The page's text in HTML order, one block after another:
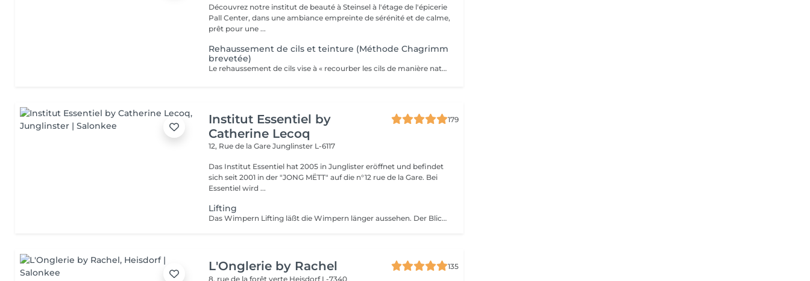
Découvrez notre institut de beauté à Steinsel à l'étage de l'épicerie
Pall Center, dans une ambiance empreinte de sérénité et de calme,
prêt pour une ...
Rehaussement de cils et teinture (Méthode Chagrimm
brevetée)
Le rehaussement de cils vise à « recourber les cils de manière naturelle afin de les galber et leur donner un effet mascara ». Et ce, sans même utiliser votre maquillage. Cela permet d'embellir et d'ouvrir le regard tout en lui donnant de la douceur, et ce, pour une durée moyenne de six semaines. Ultra-pratique pour une routine make-up allégée et un regard perçant dès le réveil. Ne remplacera jamais l'effet mascara. SVP pour éviter toute réaction ne pas venir avec des lentilles de contact ou prévoir le nécessaire pour les retirer avant la prestation et attendre minimum 3 mois entre deux rehaussements !
Institut Essentiel by
Catherine Lecoq
179
12, Rue de la GareJunglinster L-6117
Das Institut Essentiel hat 2005 in Junglister eröffnet und befindet
sich seit 2001 in der "JONG MËTT" auf die n°12 rue de la Gare. Bei
Essentiel wird ...
Lifting
Das Wimpern Lifting läßt die Wimpern länger aussehen. Der Blick ist intensiver und "natürlich" verschönt. Auch für kurze Wimpern geeignet. Wichtig: Kontaklinsen vorher ausziehen! Das BRAUEN LIFTING zieht die Haare nach oben und definierter die Linie neu. Schmale Brauen sehen dann voller aus, die Färbung bringt intensität une deckt weiße Haare. Farbe und Lifting hällt bis zu 6-8 Wochen.
L'Onglerie by Rachel
135
8, rue de la forêt verte Heisdorf L-7340